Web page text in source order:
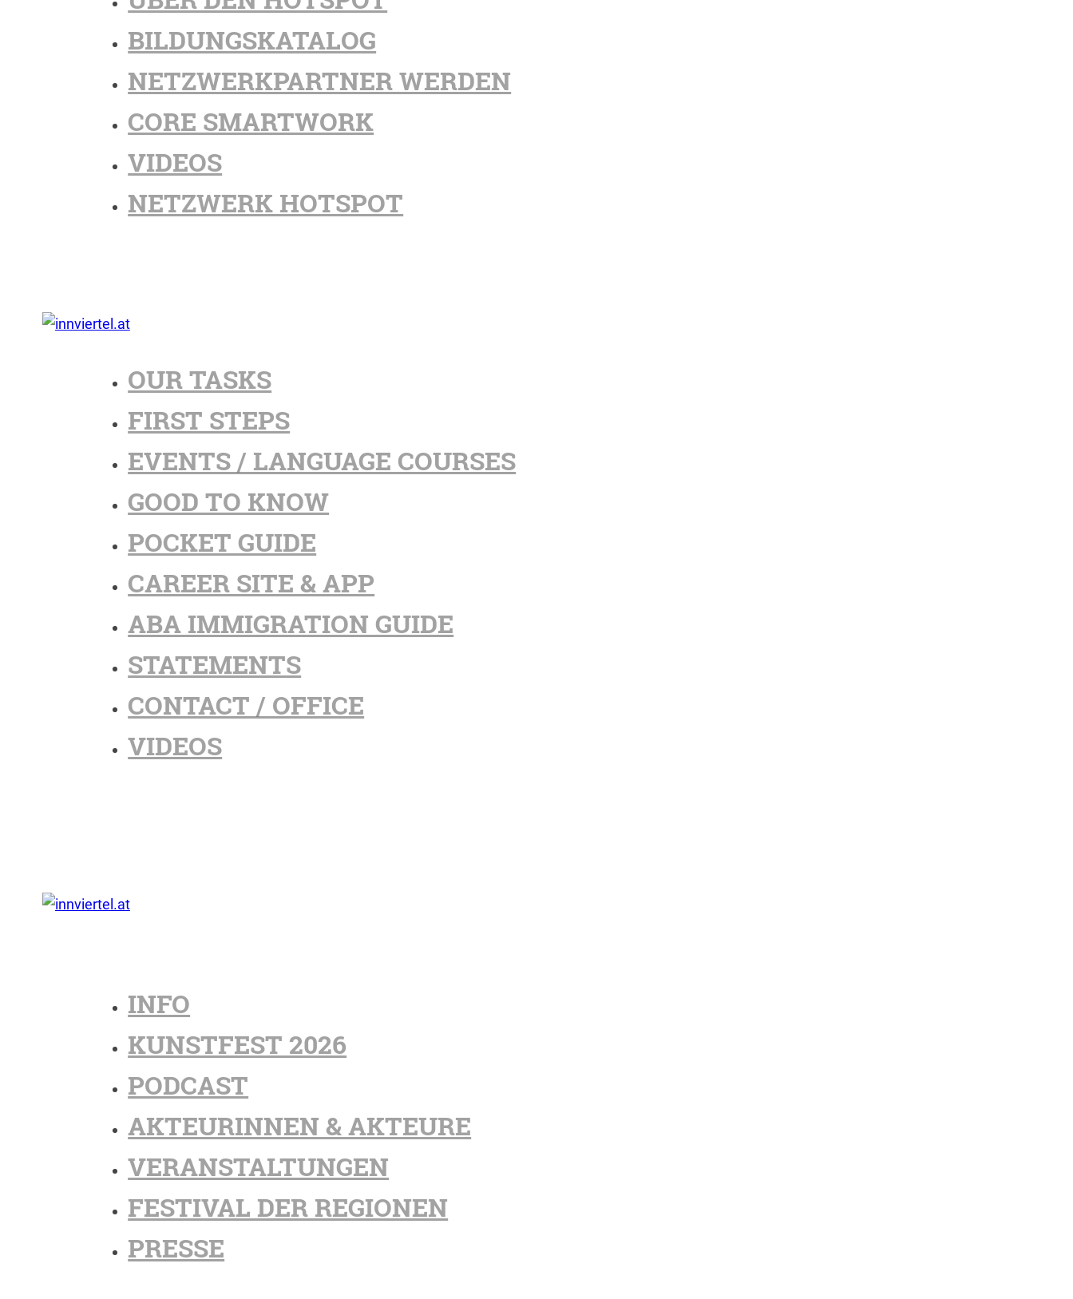
BILDUNGSKATALOG
NETZWERKPARTNER WERDEN
CORE SMARTWORK
VIDEOS
NETZWERK HOTSPOT
OUR TASKS
FIRST STEPS
EVENTS / LANGUAGE COURSES
GOOD TO KNOW
POCKET GUIDE
CAREER SITE & APP
ABA IMMIGRATION GUIDE
STATEMENTS
CONTACT / OFFICE
VIDEOS
INFO
KUNSTFEST 2026
PODCAST
AKTEURINNEN & AKTEURE
VERANSTALTUNGEN
FESTIVAL DER REGIONEN
PRESSE